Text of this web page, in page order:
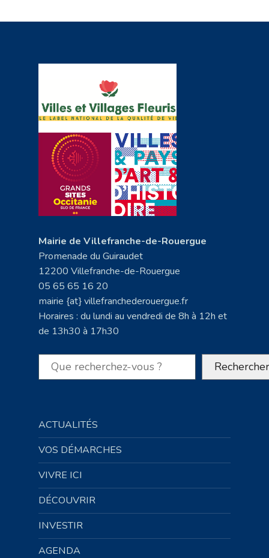
Mairie de Villefranche-de-Rouergue
Promenade du Guiraudet
12200 Villefranche-de-Rouergue
05 65 65 16 20
mairie {at} villefranchederouergue.fr
Horaires : du lundi au vendredi de 8h à 12h et
de 13h30 à 17h30
Rechercher Rechercher
ACTUALITÉS
VOS DÉMARCHES
VIVRE ICI
DÉCOUVRIR
INVESTIR
AGENDA